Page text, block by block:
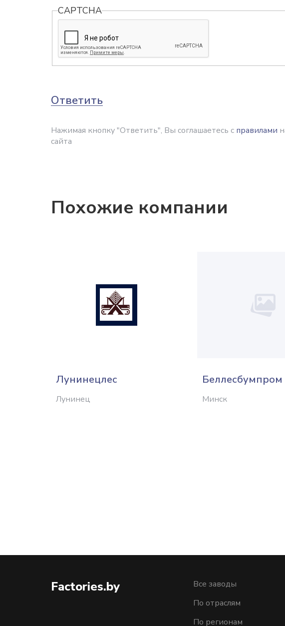
CAPTCHA
Ответить
Нажимая кнопку "Ответить", Вы соглашаетесь с правилами
сайта
Похожие компании
Лунинецлес
Лунинец
Беллесбумпром
Минск
Factories.by
Все заводы
По отраслям
По регионам